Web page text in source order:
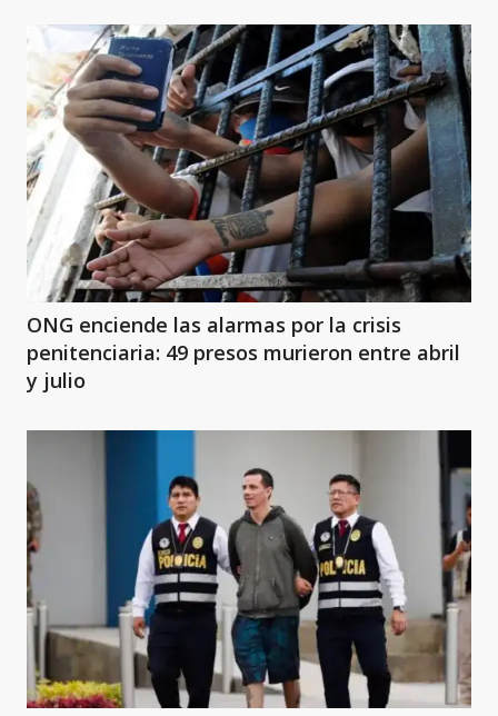
ONG enciende las alarmas por la crisis
penitenciaria: 49 presos murieron entre abril
y julio